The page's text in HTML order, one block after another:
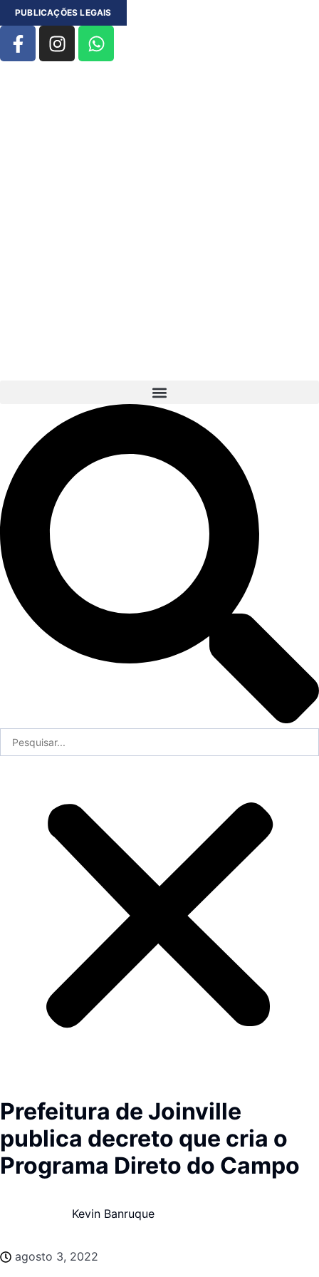
PUBLICAÇÕES LEGAIS
Prefeitura de Joinville
publica decreto que cria o
Programa Direto do Campo
Kevin Banruque
agosto 3, 2022